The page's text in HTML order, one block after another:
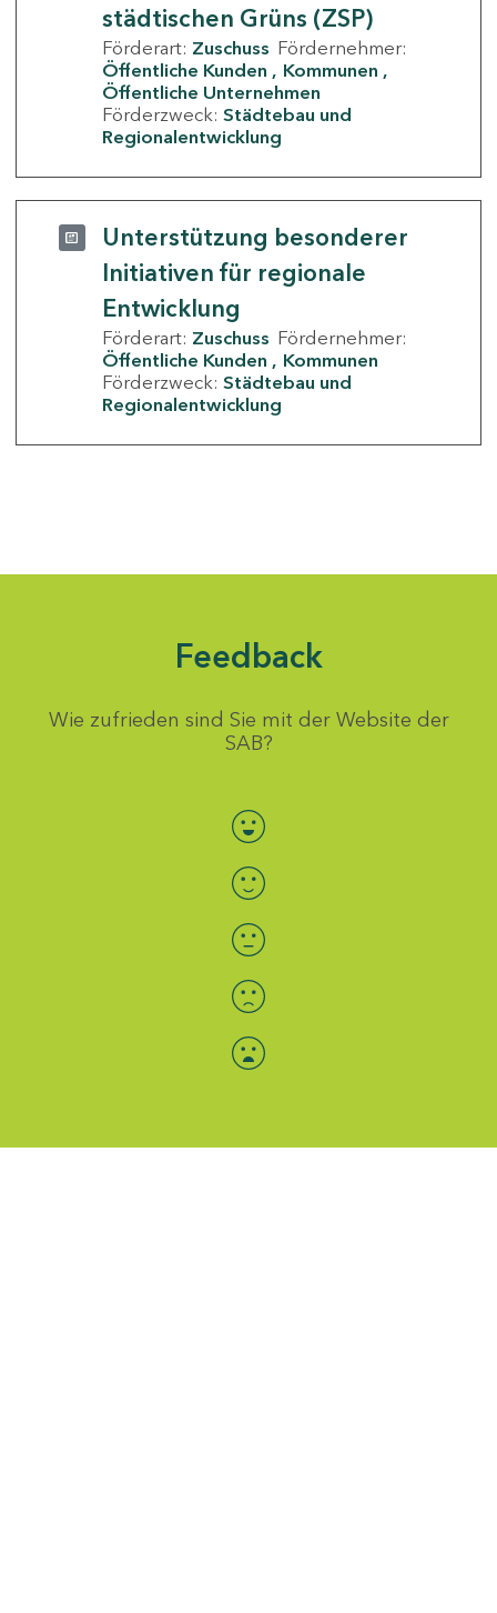
städtischen Grüns (ZSP)
Förderart: Zuschuss Fördernehmer:
Öffentliche Kunden
Kommunen
Öffentliche Unternehmen
Förderzweck: Städtebau und
Regionalentwicklung
Unterstützung besonderer
Initiativen für regionale
Entwicklung
Förderart: Zuschuss Fördernehmer:
Öffentliche Kunden
Kommunen
Förderzweck: Städtebau und
Regionalentwicklung
Feedback
Wie zufrieden sind Sie mit der Website der
SAB?
Bewertung auswählen